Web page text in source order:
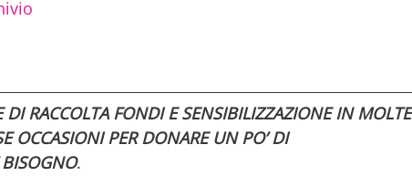
RACCOLTA FONDI E SENSIBILIZZAZIONE IN MOLTE
OCCASIONI PER DONARE UN PO’ DI
BISOGNO.